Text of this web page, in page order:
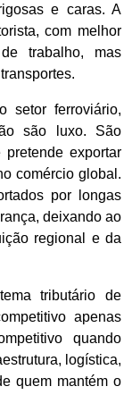
e caras. A
com melhor
trabalho, mas
setor ferroviário,
são luxo. São
exportar
comércio global.
por longas
deixando ao
regional e da
tributário de
apenas
quando
logística,
quem mantém o